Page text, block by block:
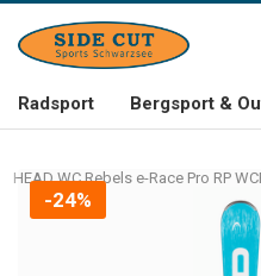
Radsport Bergsport &
HEAD WC Rebels e-Race Pro RP
-24%